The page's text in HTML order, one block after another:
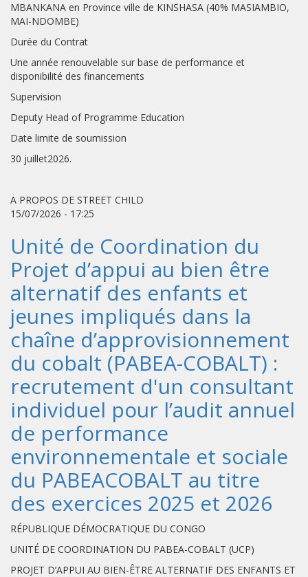
MBANKANA en Province ville de KINSHASA (40% MASIAMBIO,
MAI-NDOMBE)
Durée du Contrat
Une année renouvelable sur base de performance et
disponibilité des financements
Supervision
Deputy Head of Programme Education
Date limite de soumission
30 juillet2026.
A PROPOS DE STREET CHILD
15/07/2026 - 17:25
Unité de Coordination du
Projet d’appui au bien être
alternatif des enfants et
jeunes impliqués dans la
chaîne d’approvisionnement
du cobalt (PABEA-COBALT) :
recrutement d'un consultant
individuel pour l’audit annuel
de performance
environnementale et sociale
du PABEACOBALT au titre
des exercices 2025 et 2026
RÉPUBLIQUE DÉMOCRATIQUE DU CONGO
UNITÉ DE COORDINATION DU PABEA-COBALT (UCP)
PROJET D’APPUI AU BIEN-ÊTRE ALTERNATIF DES ENFANTS ET